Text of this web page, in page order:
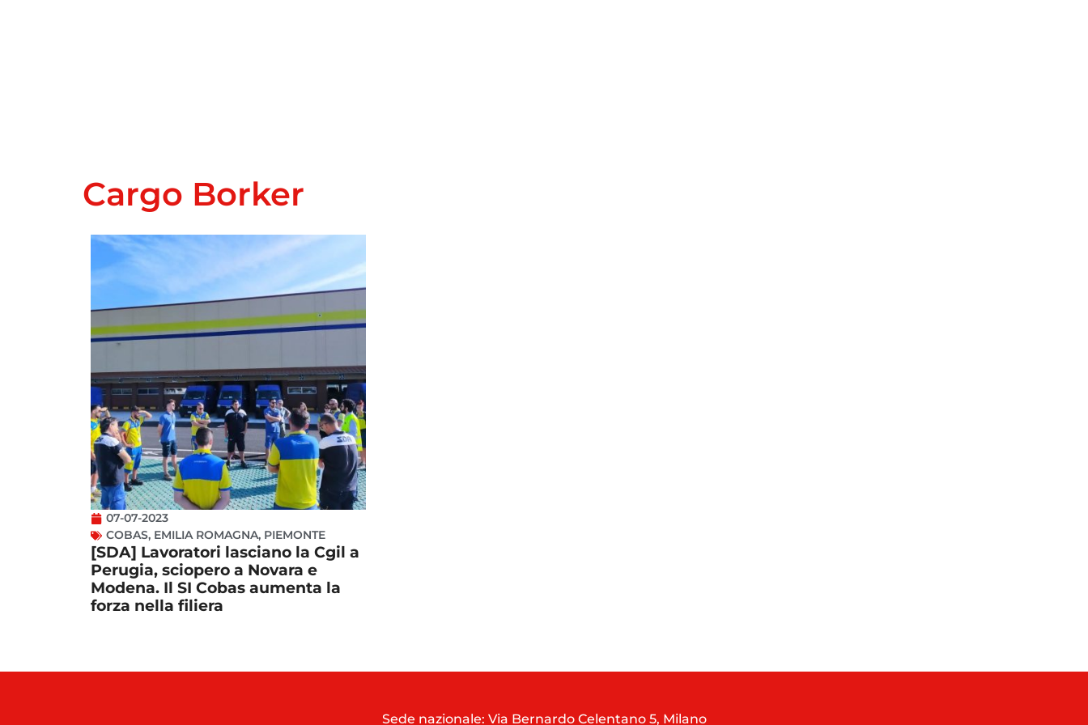
Cargo Borker
07-07-2023
COBAS, EMILIA ROMAGNA, PIEMONTE
[SDA] Lavoratori lasciano la Cgil a
Perugia, sciopero a Novara e
Modena. Il SI Cobas aumenta la
forza nella filiera
Sede nazionale: Via Bernardo Celentano 5, Milano